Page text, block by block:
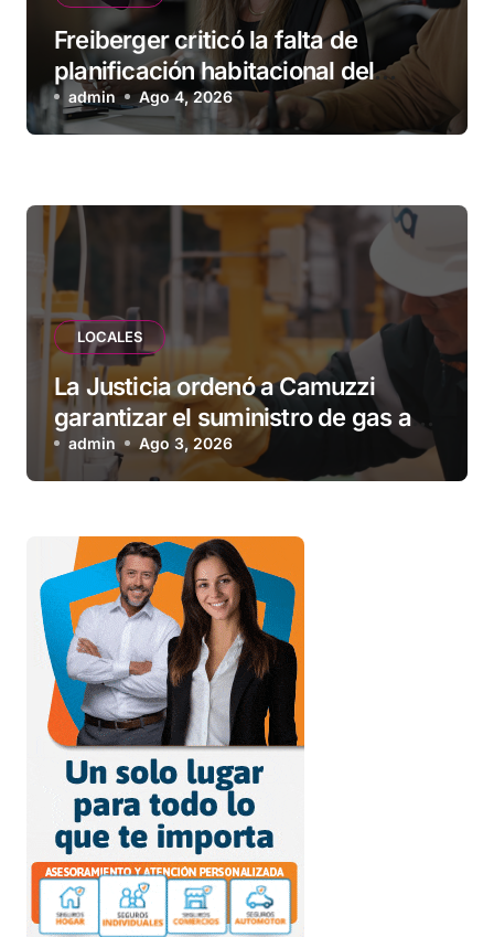
Freiberger criticó la falta de
planificación habitacional del
Municipio: “Vuoto deja afuera a
vecinos que llevan más de 20 años
admin Ago 4, 2026
LOCALES
La Justicia ordenó a Camuzzi
garantizar el suministro de gas a
una familia de Tolhuin
admin Ago 3, 2026